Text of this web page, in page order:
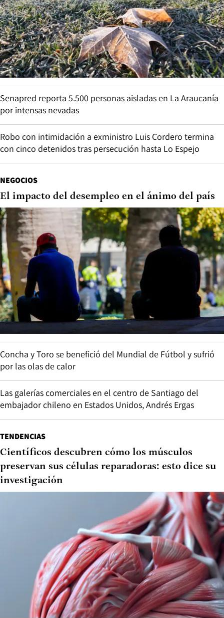
Senapred reporta 5.500 personas aisladas en La Araucanía
por intensas nevadas
Robo con intimidación a exministro Luis Cordero termina
con cinco detenidos tras persecución hasta Lo Espejo
NEGOCIOS
El impacto del desempleo en el ánimo del país
Concha y Toro se benefició del Mundial de Fútbol y sufrió
por las olas de calor
Las galerías comerciales en el centro de Santiago del
embajador chileno en Estados Unidos, Andrés Ergas
TENDENCIAS
Científicos descubren cómo los músculos
preservan sus células reparadoras: esto dice su
investigación